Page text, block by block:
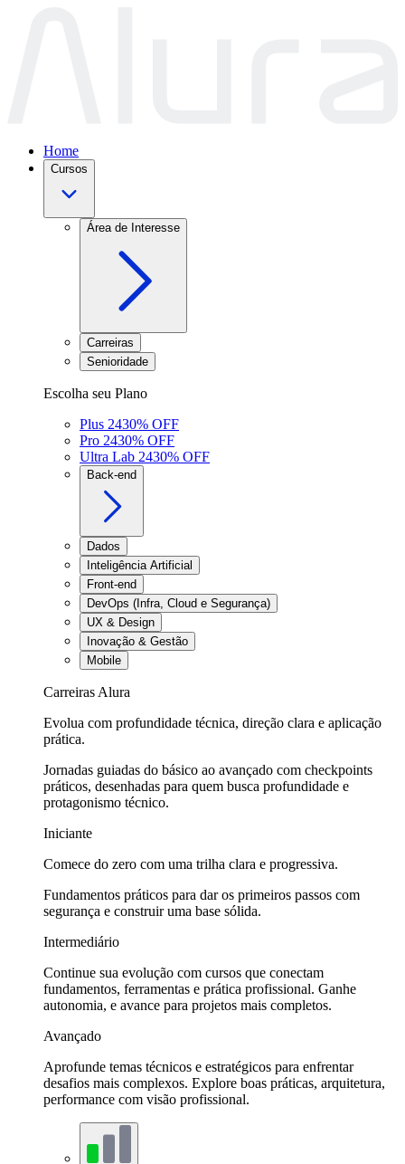
Home
Cursos
Área de Interesse
Carreiras
Senioridade
Escolha seu Plano
Plus 2430% OFF
Pro 2430% OFF
Ultra Lab 2430% OFF
Back-end
Dados
Inteligência Artificial
Front-end
DevOps (Infra, Cloud e Segurança)
UX & Design
Inovação & Gestão
Mobile
Carreiras Alura
Evolua com profundidade técnica, direção clara e aplicação
prática.
Jornadas guiadas do básico ao avançado com checkpoints
práticos, desenhadas para quem busca profundidade e
protagonismo técnico.
Iniciante
Comece do zero com uma trilha clara e progressiva.
Fundamentos práticos para dar os primeiros passos com
segurança e construir uma base sólida.
Intermediário
Continue sua evolução com cursos que conectam
fundamentos, ferramentas e prática profissional. Ganhe
autonomia, e avance para projetos mais completos.
Avançado
Aprofunde temas técnicos e estratégicos para enfrentar
desafios mais complexos. Explore boas práticas, arquitetura,
performance com visão profissional.